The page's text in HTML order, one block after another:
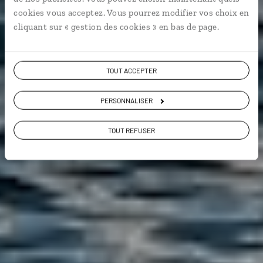
cookies vous acceptez. Vous pourrez modifier vos choix en
cliquant sur « gestion des cookies » en bas de page.
TOUT ACCEPTER
PERSONNALISER
TOUT REFUSER
City break
VOIR LA GALERIE PHOTOS